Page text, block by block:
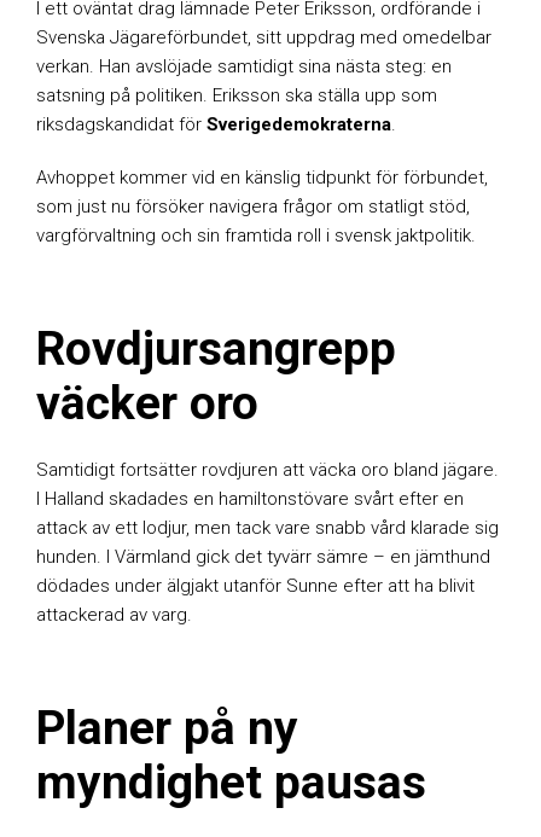
I ett oväntat drag lämnade Peter Eriksson, ordförande i
Svenska Jägareförbundet, sitt uppdrag med omedelbar
verkan. Han avslöjade samtidigt sina nästa steg: en
satsning på politiken. Eriksson ska ställa upp som
riksdagskandidat för Sverigedemokraterna.
Avhoppet kommer vid en känslig tidpunkt för förbundet,
som just nu försöker navigera frågor om statligt stöd,
vargförvaltning och sin framtida roll i svensk jaktpolitik.
Rovdjursangrepp
väcker oro
Samtidigt fortsätter rovdjuren att väcka oro bland jägare.
I Halland skadades en hamiltonstövare svårt efter en
attack av ett lodjur, men tack vare snabb vård klarade sig
hunden. I Värmland gick det tyvärr sämre – en jämthund
dödades under älgjakt utanför Sunne efter att ha blivit
attackerad av varg.
Planer på ny
myndighet pausas